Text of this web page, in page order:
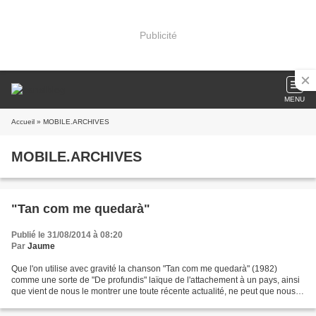
Publicité
MENU
Accueil » MOBILE.ARCHIVES
MOBILE.ARCHIVES
"Tan com me quedarà"
Publié le 31/08/2014 à 08:20
Par Jaume
Que l'on utilise avec gravité la chanson "Tan com me quedarà" (1982)
comme une sorte de "De profundis" laïque de l'attachement à un pays, ainsi
que vient de nous le montrer une toute récente actualité, ne peut que nous